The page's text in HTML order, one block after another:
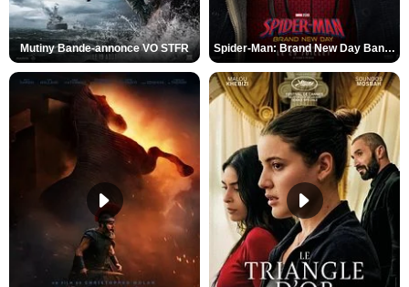
Mutiny Bande-annonce VO STFR Spider-Man: Brand New Day Bande-annonce VO STFR